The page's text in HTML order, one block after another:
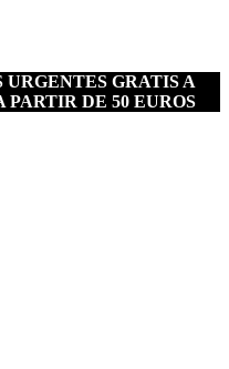
URGENTES GRATIS A
PARTIR DE 50 EUROS